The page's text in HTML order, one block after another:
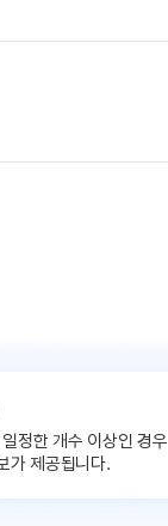
일정한 개수 이상인 경우
가 제공됩니다.